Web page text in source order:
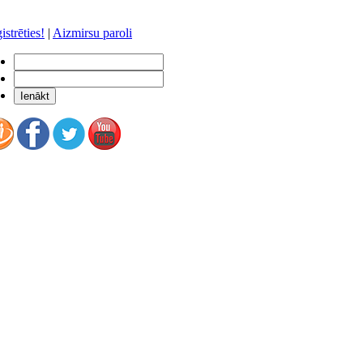
| Aizmirsu paroli